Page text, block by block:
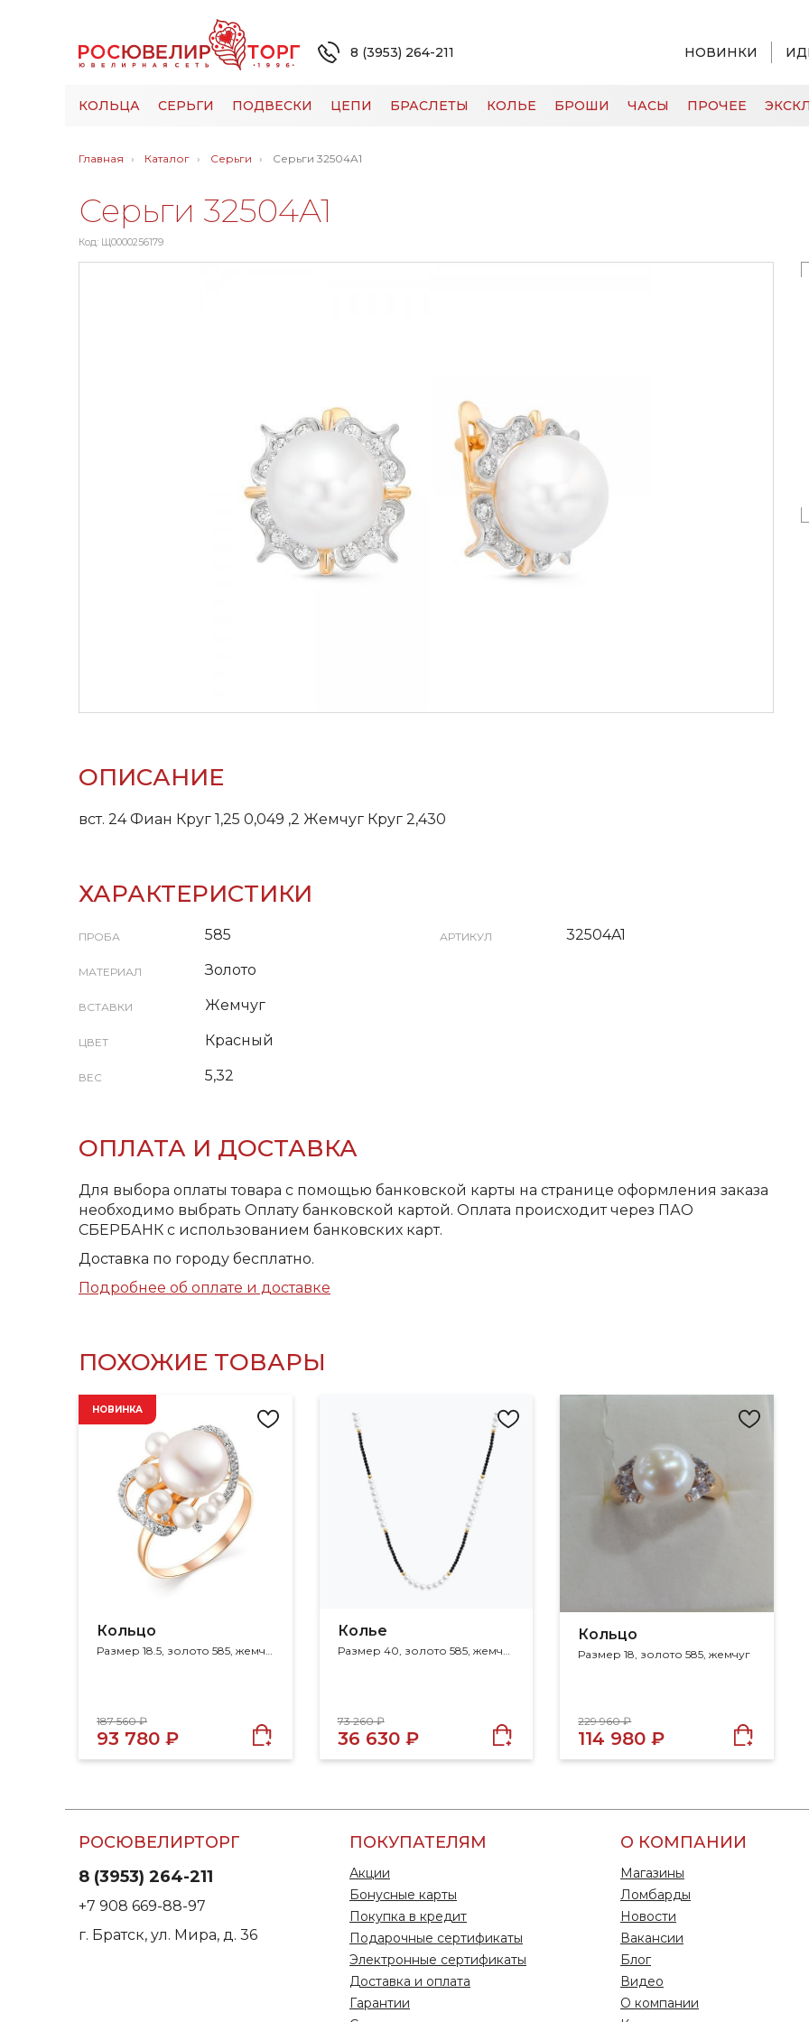
8 (3953) 264-211 НОВИНКИ
КОЛЬЦА СЕРЬГИ ПОДВЕСКИ ЦЕПИ БРАСЛЕТЫ КОЛЬЕ БРОШИ ЧАСЫ ПРОЧЕЕ
Главная Каталог Серьги Серьги 32504A1
Серьги 32504A1
Код: Щ0000256179
ОПИСАНИЕ
вст. 24 Фиан Круг 1,25 0,049 ,2 Жемчуг Круг 2,430
ХАРАКТЕРИСТИКИ
ПРОБА 585
МАТЕРИАЛ Золото
ВСТАВКИ Жемчуг
ЦВЕТ Красный
ВЕС 5,32
АРТИКУЛ 32504A1
ОПЛАТА И ДОСТАВКА
Для выбора оплаты товара с помощью банковской карты на странице оформления заказа
необходимо выбрать Оплату банковской картой. Оплата происходит через ПАО
СБЕРБАНК с использованием банковских карт.
Доставка по городу бесплатно.
Подробнее об оплате и доставке
ПОХОЖИЕ ТОВАРЫ
Кольцо
НОВИНКА
187 560 ₽
93 780 ₽
Колье
73 260 ₽
36 630 ₽
Кольцо
Размер 18, золото 585, жемчуг
229 960 ₽
114 980 ₽
РОСЮВЕЛИРТОРГ
8 (3953) 264-211
+7 908 669-88-97
г. Братск, ул. Мира, д. 36
ПОКУПАТЕЛЯМ
Акции
Бонусные карты
Покупка в кредит
Подарочные сертификаты
Электронные сертификаты
Доставка и оплата
Гарантии
О КОМПАНИИ
Магазины
Ломбарды
Новости
Вакансии
Блог
Видео
О компании